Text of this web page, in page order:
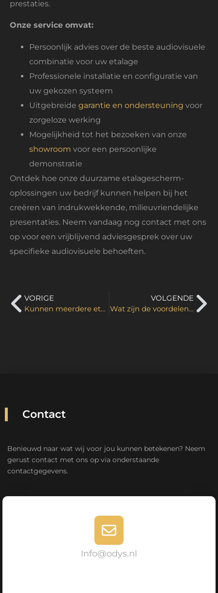
prestaties.
Onze service omvat:
Persoonlijk advies over de beste audiovisuele
combinatie voor uw etalage
Professionele installatie en configuratie van
uw gekozen systeem
Uitgebreide garantie en ondersteuning voor
zorgeloze werking
Mogelijkheid tot het bezoeken van onze
showroom voor een persoonlijke
demonstratie
Ontdek hoe onze duurzame etalagescherm-
oplossingen uw bedrijf kunnen helpen bij het
creëren van indrukwekkende, milieuvriendelijke
presentaties. Neem vandaag nog contact met ons
op voor een vrijblijvend adviesgesprek over uw
specifieke audiovisuele behoeften.
VORIGE
Kunnen meerdere etalageschermen tegelijk bestuurd worden?
VOLGENDE
Wat zijn de voordelen van tweedehands etalageschermen?
Contact
Benieuwd naar wat wij voor jou kunnen betekenen? Neem
gerust contact met ons op via onderstaande
contactgegevens.
Info@odys.nl